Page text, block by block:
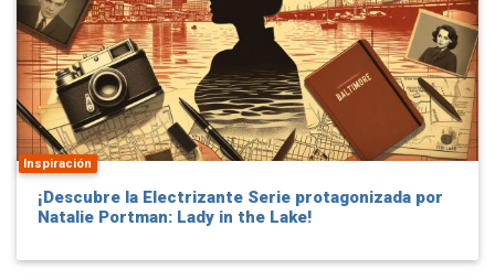
Inspiración
¡Descubre la Electrizante Serie protagonizada por
Natalie Portman: Lady in the Lake!